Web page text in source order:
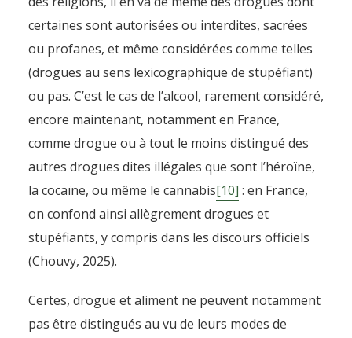
certaines sont autorisées ou interdites, sacrées
ou profanes, et même considérées comme telles
(drogues au sens lexicographique de stupéfiant)
ou pas. C’est le cas de l’alcool, rarement considéré,
encore maintenant, notamment en France,
comme drogue ou à tout le moins distingué des
autres drogues dites illégales que sont l’héroïne,
la cocaïne, ou même le cannabis[10] : en France,
on confond ainsi allègrement drogues et
stupéfiants, y compris dans les discours officiels
(Chouvy, 2025).
Certes, drogue et aliment ne peuvent notamment
pas être distingués au vu de leurs modes de